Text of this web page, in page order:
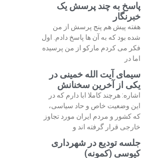
پاسخ به چند پرسش یک
خبرنگار
هفته پیش هم پنج پرسش از من
شده بود که به آن ها پاسخ دادم. اول
فکر می کردم مارکو از من پرسیده
اما در
سیمای آیت الله خمینی در
یکی از آخرین سخنانش
اشاره: هرچند کاملا ابا دارم که در
این وضعیت خاص و حاد سیاسی،
که کشور و مردم ایران مورد تجاوز
خارجی قرار گرفته اند و
جلسه تودیع در شهرداری
کیوسی (کمونه)